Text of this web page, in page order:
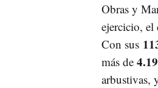
Obras y
ejercicio, el
Con sus
más de
arbustivas,